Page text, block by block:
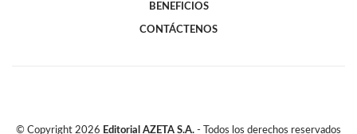
BENEFICIOS
CONTÁCTENOS
© Copyright 2026 Editorial AZETA S.A. - Todos los derechos reservados